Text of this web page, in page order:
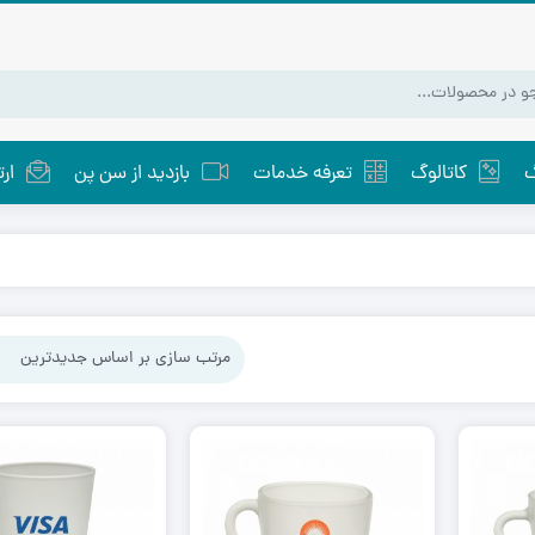
کاتالوگ تعرفه خدمات بازدید از سن پن